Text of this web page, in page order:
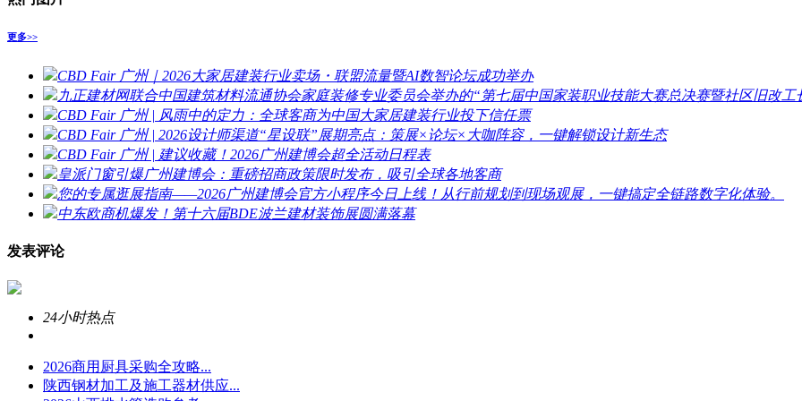
更多>>
CBD Fair 广州｜2026大家居建装行业卖场・联盟流量暨AI数智论坛成功举办
九正建材网联合中国建筑材料流通协会家庭装修专业委员会举办的“第七届中国家装职业技能大赛总决赛暨社区旧改工
CBD Fair 广州 | 风雨中的定力：全球客商为中国大家居建装行业投下信任票
CBD Fair 广州 | 2026设计师渠道“星设联”展期亮点：策展×论坛×大咖阵容，一键解锁设计新生态
CBD Fair 广州 | 建议收藏！2026广州建博会超全活动日程表
皇派门窗引爆广州建博会：重磅招商政策限时发布，吸引全球各地客商
您的专属逛展指南——2026广州建博会官方小程序今日上线！从行前规划到现场观展，一键搞定全链路数字化体验。
中东欧商机爆发！第十六届BDE波兰建材装饰展圆满落幕
发表评论
24小时热点
2026商用厨具采购全攻略...
陕西钢材加工及施工器材供应...